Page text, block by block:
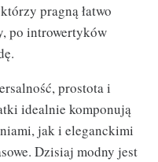
pragną łatwo
po introwertyków
prostota i
idealnie komponują
jak i eleganckimi
Dzisiaj modny jest